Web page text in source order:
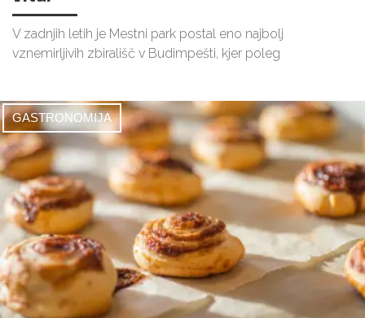
V zadnjih letih je Mestni park postal eno najbolj
vznemirljivih zbirališč v Budimpešti, kjer poleg
GASTRONOMIJA